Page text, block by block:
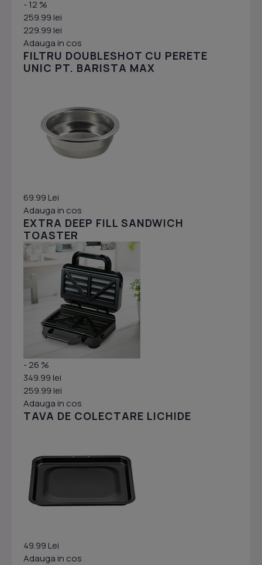
- 12 %
259.99 lei
229.99 lei
Adauga in cos
FILTRU DOUBLESHOT CU PERETE
UNIC PT. BARISTA MAX
69.99 Lei
Adauga in cos
EXTRA DEEP FILL SANDWICH
TOASTER
- 26 %
349.99 lei
259.99 lei
Adauga in cos
TAVA DE COLECTARE LICHIDE
49.99 Lei
Adauga in cos